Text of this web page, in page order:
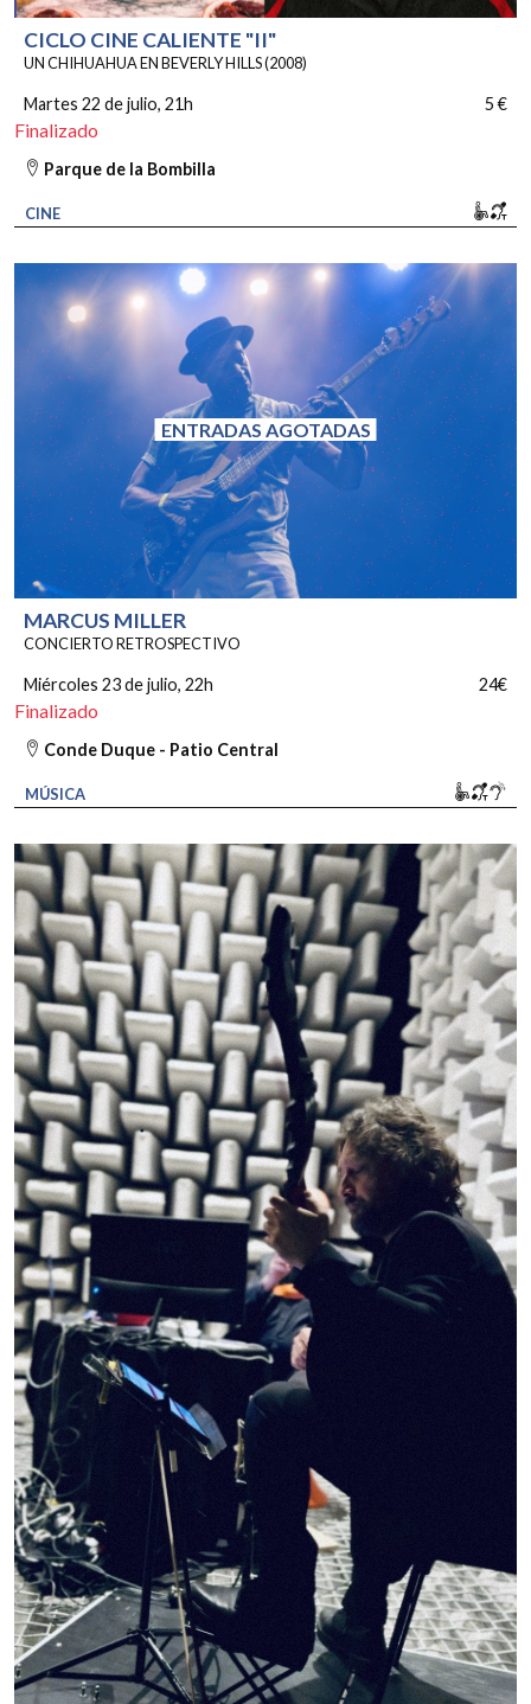
CICLO CINE CALIENTE "II"
UN CHIHUAHUA EN BEVERLY HILLS (2008)
Martes 22 de julio, 21h 5 €
Finalizado
Parque de la Bombilla
CINE
ENTRADAS AGOTADAS
MARCUS MILLER
CONCIERTO RETROSPECTIVO
Miércoles 23 de julio, 22h 24€
Finalizado
Conde Duque - Patio Central
MÚSICA